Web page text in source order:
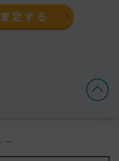
定する
─